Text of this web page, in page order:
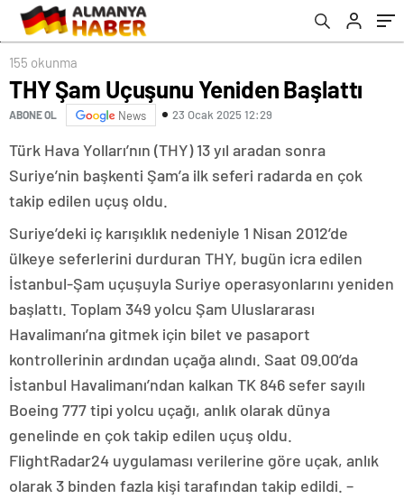
155 okunma
THY Şam Uçuşunu Yeniden Başlattı
ABONE OL News 23 Ocak 2025 12:29
Türk Hava Yolları’nın (THY) 13 yıl aradan sonra
Suriye’nin başkenti Şam’a ilk seferi radarda en çok
takip edilen uçuş oldu.
Suriye’deki iç karışıklık nedeniyle 1 Nisan 2012’de
ülkeye seferlerini durduran THY, bugün icra edilen
İstanbul-Şam uçuşuyla Suriye operasyonlarını yeniden
başlattı. Toplam 349 yolcu Şam Uluslararası
Havalimanı’na gitmek için bilet ve pasaport
kontrollerinin ardından uçağa alındı. Saat 09.00’da
İstanbul Havalimanı’ndan kalkan TK 846 sefer sayılı
Boeing 777 tipi yolcu uçağı, anlık olarak dünya
genelinde en çok takip edilen uçuş oldu.
FlightRadar24 uygulaması verilerine göre uçak, anlık
olarak 3 binden fazla kişi tarafından takip edildi. –